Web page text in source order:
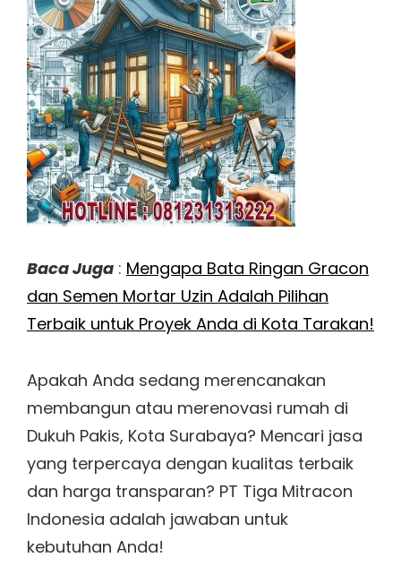
Baca Juga : Mengapa Bata Ringan Gracon
dan Semen Mortar Uzin Adalah Pilihan
Terbaik untuk Proyek Anda di Kota Tarakan!
Apakah Anda sedang merencanakan
membangun atau merenovasi rumah di
Dukuh Pakis, Kota Surabaya? Mencari jasa
yang terpercaya dengan kualitas terbaik
dan harga transparan? PT Tiga Mitracon
Indonesia adalah jawaban untuk
kebutuhan Anda!